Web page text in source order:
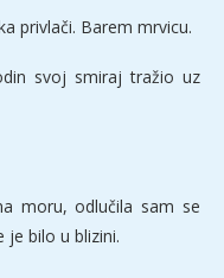
privlači. Barem mrvicu.
svoj smiraj tražio uz
moru, odlučila sam se
bilo u blizini.